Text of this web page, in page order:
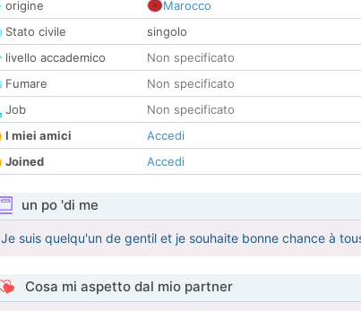
origine
Marocco
Stato civile
singolo
livello accademico
Non specificato
Fumare
Non specificato
Job
Non specificato
I miei amici
Accedi
Joined
Accedi
un po 'di me
Je suis quelqu'un de gentil et je souhaite bonne chance à
Cosa mi aspetto dal mio partner